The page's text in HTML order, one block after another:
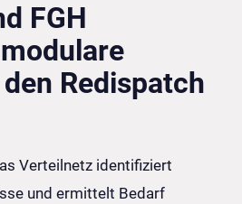
FGH
Redispatch
Verteilnetz identifiziert
und ermittelt Bedarf